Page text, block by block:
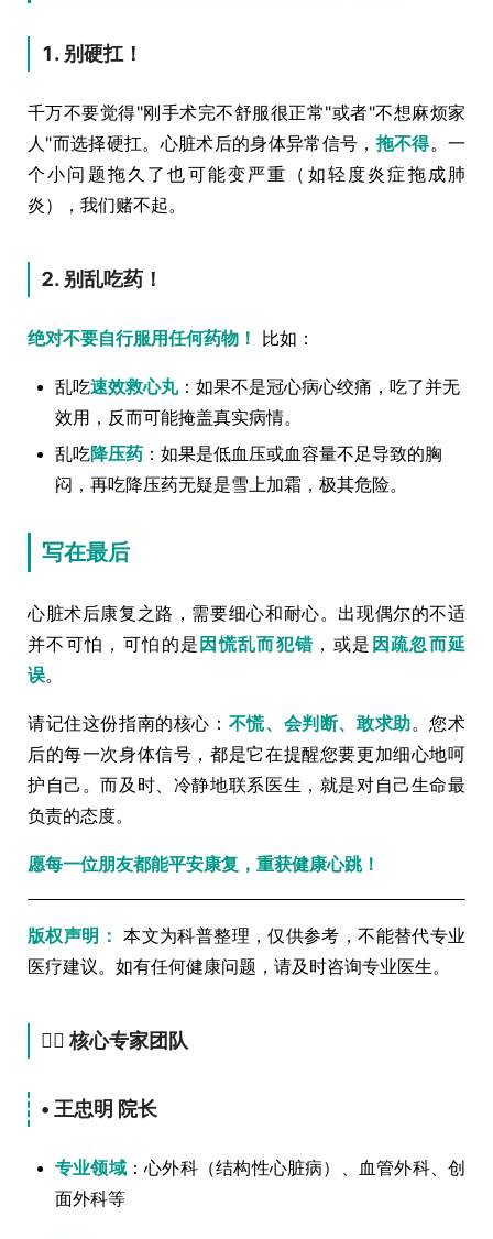
1. 别硬扛！
千万不要觉得"刚手术完不舒服很正常"或者"不想麻烦家
人"而选择硬扛。心脏术后的身体异常信号， 拖不得。一
个小问题拖久了也可能变严重（如轻度炎症拖成肺
炎），我们赌不起。
2. 别乱吃药！
绝对不要自行服用任何药物！ 比如：
乱吃速效救心丸：如果不是冠心病心绞痛，吃了并无
效用，反而可能掩盖真实病情。
乱吃降压药 ：如果是低血压或血容量不足导致的胸
闷，再吃降压药无疑是雪上加霜，极其危险。
写在最后
心脏术后康复之路，需要细心和耐心。出现偶尔的不适
并不可怕，可怕的是因慌乱而犯错 ，或是 因疏忽而延
误。
请记住这份指南的核心： 不慌、会判断、敢求助。您术
后的每一次身体信号，都是它在提醒您要更加细心地呵
护自己。而及时、冷静地联系医生，就是对自己生命最
负责的态度。
愿每一位朋友都能平安康复，重获健康心跳！
版权声明： 本文为科普整理，仅供参考，不能替代专业
医疗建议。如有任何健康问题，请及时咨询专业医生。
👨‍⚕️ 核心专家团队
• 王忠明 院长
专业领域：心外科（结构性心脏病）、血管外科、创
面外科等